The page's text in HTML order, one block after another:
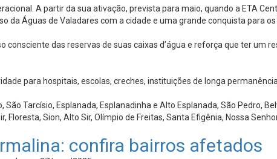
A partir da sua ativação, prevista para maio, quando a ETA
da Águas de Valadares com a cidade e uma grande conquista para os
consciente das reservas de suas caixas d’água e reforça que ter
para hospitais, escolas, creches, instituições de longa
Tarcísio, Esplanada, Esplanadinha e Alto Esplanada, São Pedro,
Floresta, Sion, Alto Sir, Olímpio de Freitas, Santa Efigênia, Nossa
confira bairros afetados